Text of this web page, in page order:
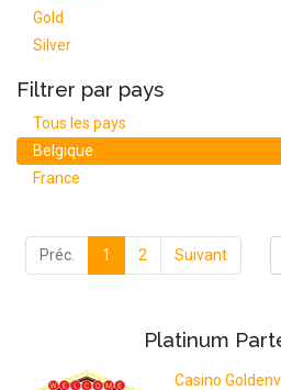
Gold
Silver
Filtrer par pays
Tous les pays
Belgique
France
Préc. 1 2 Suivant
Platinum
Casino